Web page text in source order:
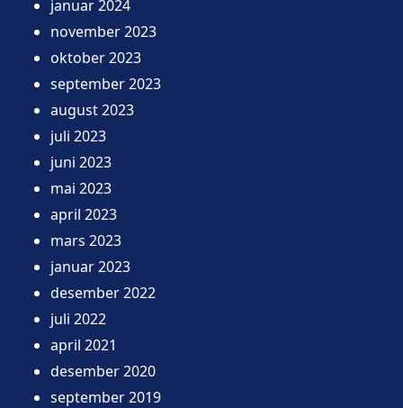
januar 2024
november 2023
oktober 2023
september 2023
august 2023
juli 2023
juni 2023
mai 2023
april 2023
mars 2023
januar 2023
desember 2022
juli 2022
april 2021
desember 2020
september 2019